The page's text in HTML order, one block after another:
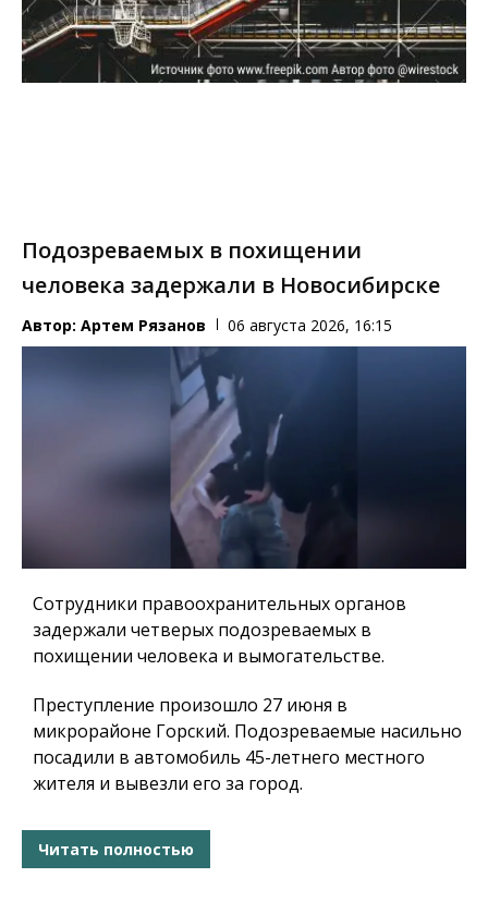
Подозреваемых в похищении
человека задержали в Новосибирске
Автор: Артем Рязанов 06 августа 2026, 16:15
Сотрудники правоохранительных органов
задержали четверых подозреваемых в
похищении человека и вымогательстве.
Преступление произошло 27 июня в
микрорайоне Горский. Подозреваемые насильно
посадили в автомобиль 45-летнего местного
жителя и вывезли его за город.
Читать полностью